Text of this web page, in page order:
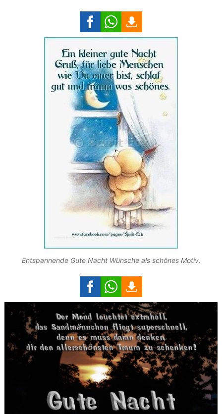
Entspannende Gute Nacht Wünsche als schönes Motiv.